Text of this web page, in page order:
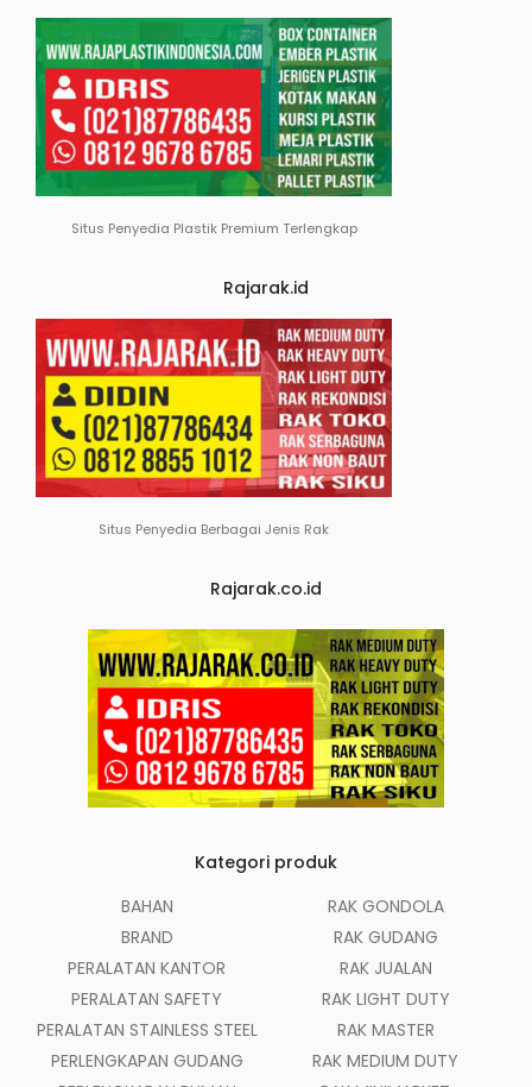
Situs Penyedia Plastik Premium Terlengkap
Rajarak.id
Situs Penyedia Berbagai Jenis Rak
Rajarak.co.id
Kategori produk
BAHAN
BRAND
PERALATAN KANTOR
PERALATAN SAFETY
PERALATAN STAINLESS STEEL
PERLENGKAPAN GUDANG
RAK GONDOLA
RAK GUDANG
RAK JUALAN
RAK LIGHT DUTY
RAK MASTER
RAK MEDIUM DUTY